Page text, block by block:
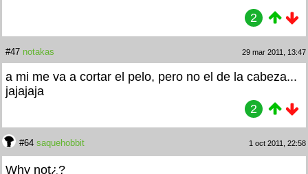
2
#47 notakas 29 mar 2011, 13:47
a mi me va a cortar el pelo, pero no el de la cabeza...
jajajaja
2
#64 saquehobbit 1 oct 2011, 22:58
Why not¿?